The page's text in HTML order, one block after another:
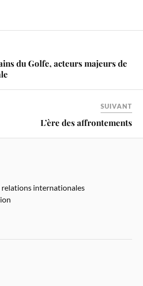
du Golfe, acteurs majeurs de
SUIVANT
L’ère des affrontements
internationales